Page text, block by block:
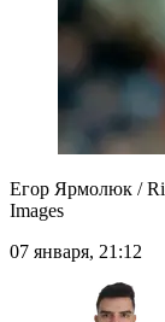
Егор Ярмолюк /
Images
07 января, 21:12